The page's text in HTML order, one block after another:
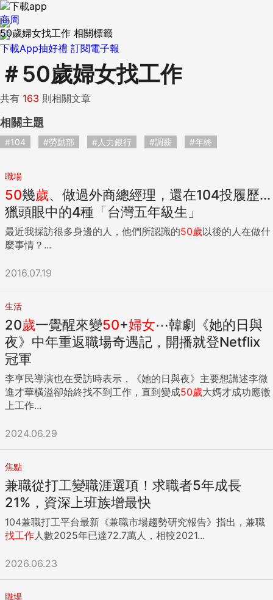
下載App抽好禮 訂閱電子報
商周
50歲婦女找工作 相關標籤
＃ 50歲婦女找工作
共有 163 則相關文章
相關主題
#104 #勞動部 #人力銀行 #調薪 #年終
職場
50幾歲、做過外商總經理，還在104投履歷...
獵頭眼中的4種「台灣五年級生」
最近我採訪很多身邊的人，他們所認識的50歲以後的人在做什
麼事情？...
2016.07.19
生活
20歲一覺醒來變50+婦女⋯韓劇《她的日與
夜》中年重返職場奇遇記，開播就登Netflix
冠軍
李亨民導演也在受訪時表示，《她的日與夜》主要想講述李微
進才華橫溢卻始終找不到工作，直到變成50歲大媽才成功應徵
上工作...
2024.06.29
焦點
兼職從打工變職涯選項！求職者5年成長
21%，資深上班族增最快
104兼職打工平台最新《兼職市場趨勢研究報告》指出，兼職
找工作 人數2025年已達72.7萬人，相較2021...
2026.06.23
職場